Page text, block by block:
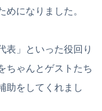
めになりました。
表」といった役回り
ちゃんとゲストたち
助をしてくれまし